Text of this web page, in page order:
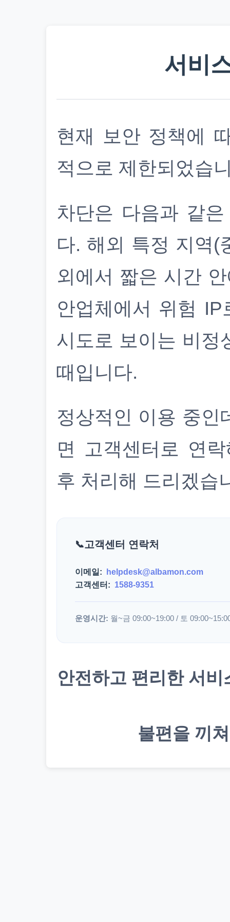
서비
현재 보안 정책에
적으로 제한되었습
차단은 다음과 같
다. 해외 특정 지역(
외에서 짧은 시간
안업체에서 위험
시도로 보이는 비정
때입니다.
정상적인 이용 중인
면 고객센터로 연
후 처리해 드리겠습
고객센터 연락처
이메일:
helpdesk@albamon.com
고객센터: 1588-9351
운영시간: 월~금 09:00~19:00 / 토
안전하고 편리한 서
불편을 끼